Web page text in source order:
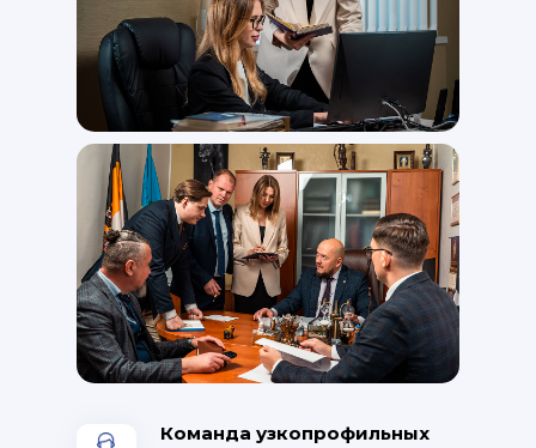
Команда узкопрофильных